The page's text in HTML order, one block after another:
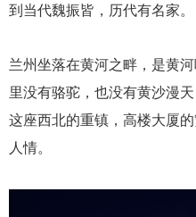
到当代魏振皆， 历代有名家。
兰州坐落在黄河之畔，是黄
里没有骆驼，也没有黄沙漫
这座西北的重镇，高楼大厦
人情。